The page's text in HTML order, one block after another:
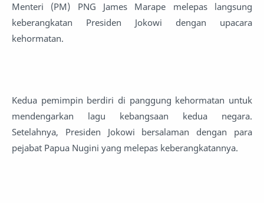
Menteri (PM) PNG James Marape melepas langsung
keberangkatan Presiden Jokowi dengan upacara
kehormatan.
Kedua pemimpin berdiri di panggung kehormatan untuk
mendengarkan lagu kebangsaan kedua negara.
Setelahnya, Presiden Jokowi bersalaman dengan para
pejabat Papua Nugini yang melepas keberangkatannya.